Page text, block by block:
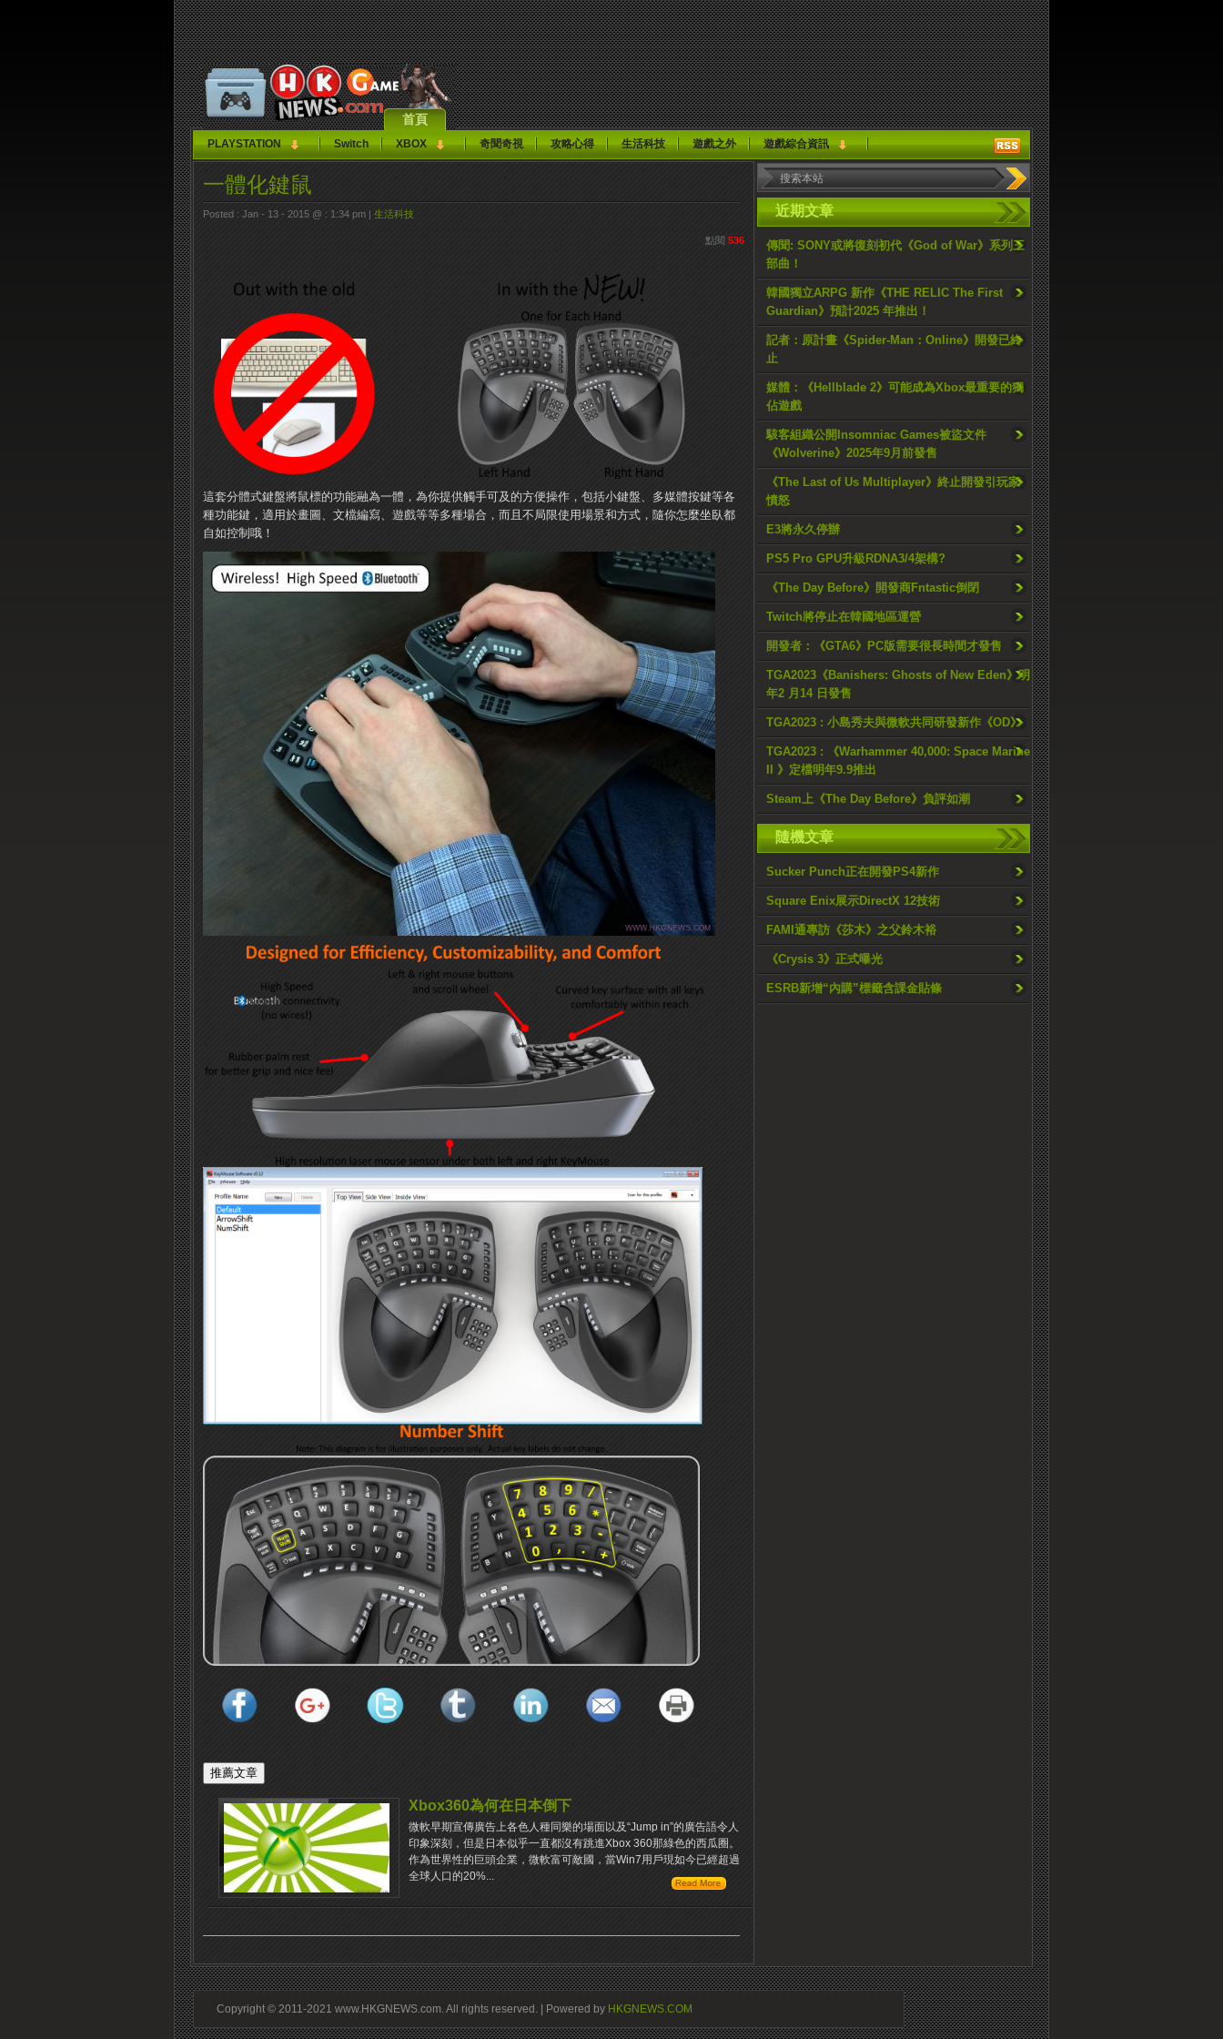
首頁
PLAYSTATION Switch XBOX 奇聞奇視 攻略心得 生活科技 遊戲之外 遊戲綜合資訊
近期文章
傳聞: SONY或將復刻初代《God of War》系列三
部曲！
韓國獨立ARPG 新作《THE RELIC The First
Guardian》預計2025 年推出！
記者：原計畫《Spider-Man：Online》開發已終
止
媒體：《Hellblade 2》可能成為Xbox最重要的獨
佔遊戲
駭客組織公開Insomniac Games被盜文件
《Wolverine》2025年9月前發售
《The Last of Us Multiplayer》終止開發引玩家
憤怒
E3將永久停辦
PS5 Pro GPU升級RDNA3/4架構?
《The Day Before》開發商Fntastic倒閉
Twitch將停止在韓國地區運營
開發者：《GTA6》PC版需要很長時間才發售
TGA2023《Banishers: Ghosts of New Eden》明
年2 月14 日發售
TGA2023 : 小島秀夫與微軟共同研發新作《OD》
TGA2023 : 《Warhammer 40,000: Space Marine
II 》定檔明年9.9推出
Steam上《The Day Before》負評如潮
隨機文章
Sucker Punch正在開發PS4新作
Square Enix展示DirectX 12技術
FAMI通專訪《莎木》之父鈴木裕
《Crysis 3》正式曝光
ESRB新增“內購”標籤含課金貼條
一體化鍵鼠
Posted : Jan - 13 - 2015 @ : 1:34 pm | 生活科技
點閱 536
這套分體式鍵盤將鼠標的功能融為一體，為你提供觸手可及的方便操作，包括小鍵盤、多媒體按鍵等各
種功能鍵，適用於畫圖、文檔編寫、遊戲等等多種場合，而且不局限使用場景和方式，隨你怎麼坐臥都
自如控制哦！
Xbox360為何在日本倒下
微軟早期宣傳廣告上各色人種同樂的場面以及“Jump in”的廣告語令​​人
印象深刻，但是日本似乎一直都沒有跳進Xbox 360那綠色的西瓜圈。
作為世界性的巨頭企業，微軟富可敵國，當Win7用戶現如今已經超過
全球人口的20%...
Copyright © 2011-2021 www.HKGNEWS.com. All rights reserved. | Powered by HKGNEWS.COM